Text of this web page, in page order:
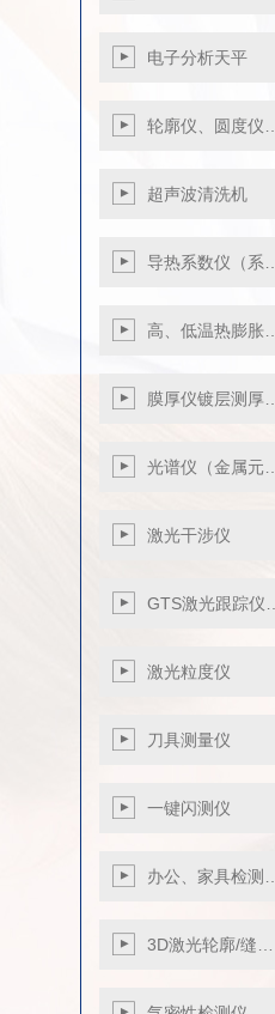
电子分析天平
轮廓仪、圆度仪…
超声波清洗机
导热系数仪（系…
高、低温热膨胀…
膜厚仪镀层测厚…
光谱仪（金属元…
激光干涉仪
GTS激光跟踪仪…
激光粒度仪
刀具测量仪
一键闪测仪
VX系列
办公、家具检测…
3D激光轮廓/缝…